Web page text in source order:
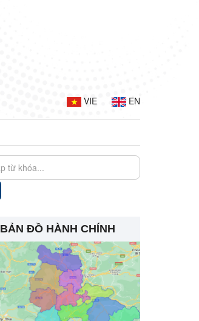
VIE EN
BẢN ĐỒ HÀNH CHÍNH